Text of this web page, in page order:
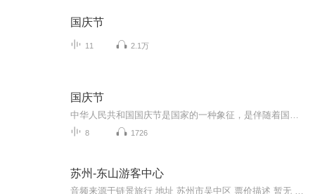
国庆节
11 2.1万
国庆节
8 1726
苏州-东山游客中心